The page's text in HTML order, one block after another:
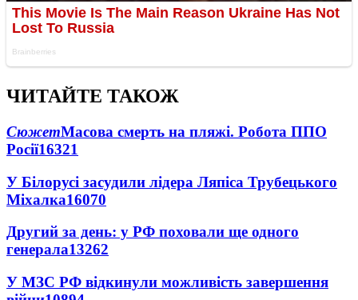
ЧИТАЙТЕ ТАКОЖ
СюжетМасова смерть на пляжі. Робота ППО
Росії16321
У Білорусі засудили лідера Ляпіса Трубецького
Міхалка16070
Другий за день: у РФ поховали ще одного
генерала13262
У МЗС РФ відкинули можливість завершення